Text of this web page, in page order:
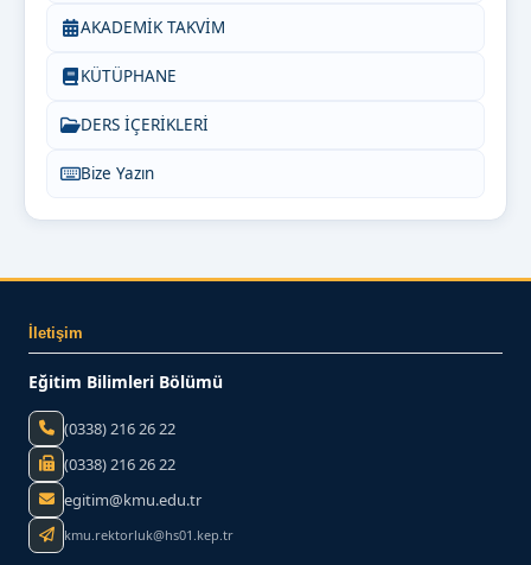
AKADEMİK TAKVİM
KÜTÜPHANE
DERS İÇERİKLERİ
Bize Yazın
İletişim
Eğitim Bilimleri Bölümü
(0338) 216 26 22
(0338) 216 26 22
egitim@kmu.edu.tr
kmu.rektorluk@hs01.kep.tr